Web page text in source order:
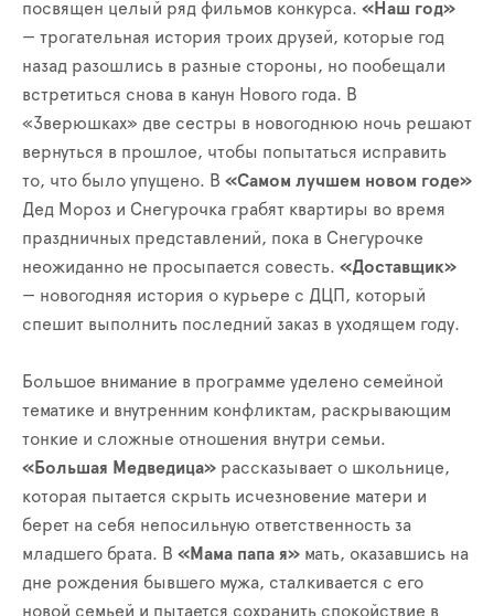
посвящен целый ряд фильмов конкурса. «Наш год»
— трогательная история троих друзей, которые год
назад разошлись в разные стороны, но пообещали
встретиться снова в канун Нового года. В
«Зверюшках» две сестры в новогоднюю ночь решают
вернуться в прошлое, чтобы попытаться исправить
то, что было упущено. В «Самом лучшем новом годе»
Дед Мороз и Снегурочка грабят квартиры во время
праздничных представлений, пока в Снегурочке
неожиданно не просыпается совесть. «Доставщик»
— новогодняя история о курьере с ДЦП, который
спешит выполнить последний заказ в уходящем году.
Большое внимание в программе уделено семейной
тематике и внутренним конфликтам, раскрывающим
тонкие и сложные отношения внутри семьи.
«Большая Медведица» рассказывает о школьнице,
которая пытается скрыть исчезновение матери и
берет на себя непосильную ответственность за
младшего брата. В «Мама папа я» мать, оказавшись на
дне рождения бывшего мужа, сталкивается с его
новой семьей и пытается сохранить спокойствие в